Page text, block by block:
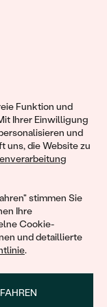
Funktion und
Ihrer Einwilligung
und
uns, die Website zu
stimmen Sie
Ihre
Cookie-
und detaillierte
.
und